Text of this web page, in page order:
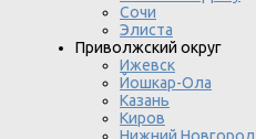
Сочи
Элиста
Приволжский округ
Ижевск
Йошкар-Ола
Казань
Киров
Нижний Новгород